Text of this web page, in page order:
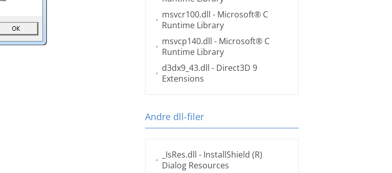
msvcr100.dll - Microsoft® C
Runtime Library
msvcp140.dll - Microsoft® C
Runtime Library
d3dx9_43.dll - Direct3D 9
Extensions
Andre dll-filer
_IsRes.dll - InstallShield (R)
Dialog Resources